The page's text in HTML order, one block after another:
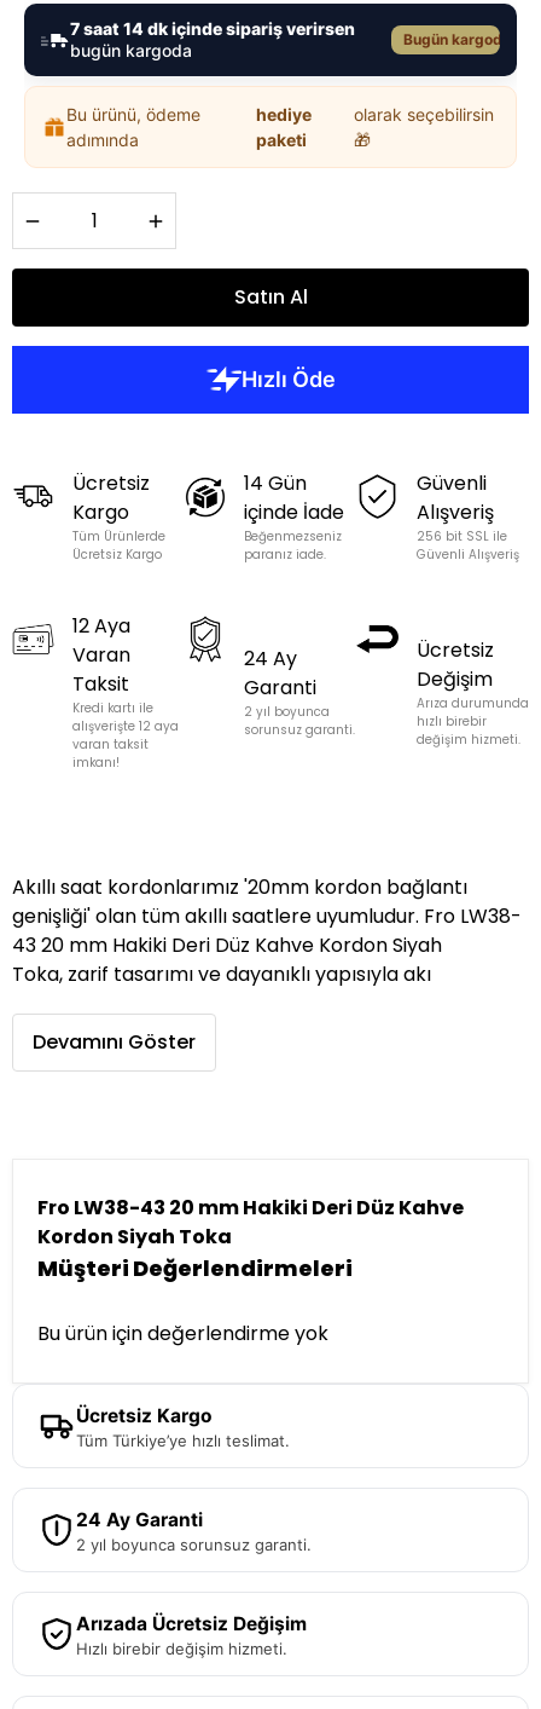
7 saat 14 dk içinde sipariş verirsen
bugün kargoda
Bugün kargoda
Bu ürünü, ödeme
adımında
hediye
paketi
olarak seçebilirsin
🎁
Satın Al
Ücretsiz
Kargo
Tüm Ürünlerde
Ücretsiz Kargo
14 Gün
içinde İade
Beğenmezseniz
paranız iade.
Güvenli
Alışveriş
256 bit SSL ile
Güvenli Alışveriş
12 Aya
Varan
Taksit
Kredi kartı ile
alışverişte 12 aya
varan taksit
imkanı!
24 Ay
Garanti
2 yıl boyunca
sorunsuz garanti.
Ücretsiz
Değişim
Arıza durumunda
hızlı birebir
değişim hizmeti.
Akıllı saat kordonlarımız '20mm kordon bağlantı
genişliği' olan tüm akıllı saatlere uyumludur. Fro LW38-
43 20 mm Hakiki Deri Düz Kahve Kordon Siyah
Toka, zarif tasarımı ve dayanıklı yapısıyla akı
Devamını Göster
Fro LW38-43 20 mm Hakiki Deri Düz Kahve
Kordon Siyah Toka
Müşteri Değerlendirmeleri
Bu ürün için değerlendirme yok
Ücretsiz Kargo
Tüm Türkiye’ye hızlı teslimat.
24 Ay Garanti
2 yıl boyunca sorunsuz garanti.
Arızada Ücretsiz Değişim
Hızlı birebir değişim hizmeti.